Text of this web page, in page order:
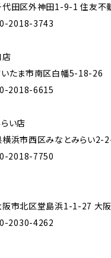
田区外神田1-9-1 住友不
2018-3743
店
たま市南区白幡5-18-26
2018-6615
い店
浜市西区みなとみらい2-
2018-7750
市北区堂島浜1-1-27 大
2030-4262